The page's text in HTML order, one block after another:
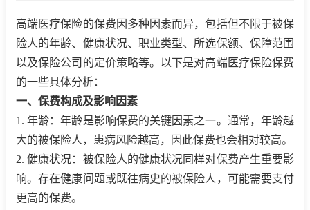
高端医疗保险的保费因多种因素而异，包括但不限于被保
险人的年龄、健康状况、职业类型、所选保额、保障范围
以及保险公司的定价策略等。以下是对高端医疗保险保费
的一些具体分析：
一、保费构成及影响因素
1. 年龄：年龄是影响保费的关键因素之一。通常，年龄越
大的被保险人，患病风险越高，因此保费也会相对较高。
2. 健康状况：被保险人的健康状况同样对保费产生重要影
响。存在健康问题或既往病史的被保险人，可能需要支付
更高的保费。